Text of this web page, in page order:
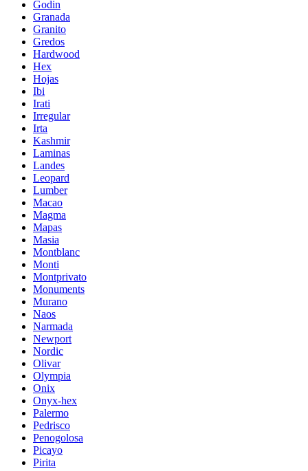
Godin
Granada
Granito
Gredos
Hardwood
Hex
Hojas
Ibi
Irati
Irregular
Irta
Kashmir
Laminas
Landes
Leopard
Lumber
Macao
Magma
Mapas
Masia
Montblanc
Monti
Montprivato
Monuments
Murano
Naos
Narmada
Newport
Nordic
Olivar
Olympia
Onix
Onyx-hex
Palermo
Pedrisco
Penogolosa
Picayo
Pirita